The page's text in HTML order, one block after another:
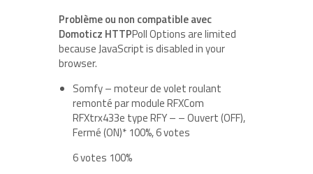
Problème ou non compatible avec
Domoticz HTTPPoll Options are limited
because JavaScript is disabled in your
browser.
Somfy – moteur de volet roulant
remonté par module RFXCom
RFXtrx433e type RFY – – Ouvert (OFF),
Fermé (ON)* 100%, 6 votes
6 votes 100%